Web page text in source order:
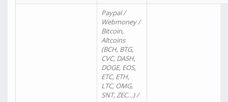
Paypal /
Webmoney /
Bitcoin,
Altcoins
(BCH, BTG,
CVC, DASH,
DOGE, EOS,
ETC, ETH,
LTC, OMG,
SNT, ZEC…) /